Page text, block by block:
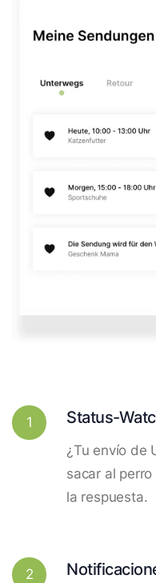
1 Status-
¿Tu envío de
sacar al
la respuesta.
2